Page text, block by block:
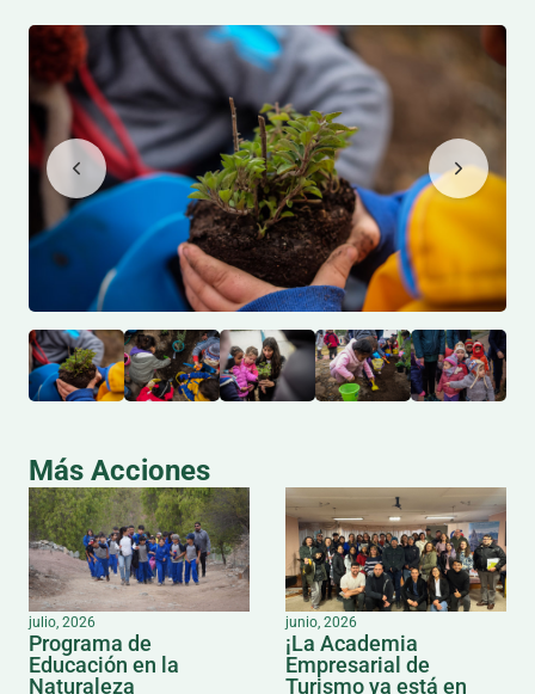
Más Acciones
julio, 2026
Programa de
Educación en la
Naturaleza
junio, 2026
¡La Academia
Empresarial de
Turismo ya está en